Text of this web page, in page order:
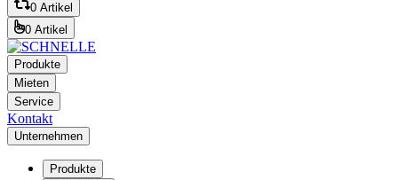
0 Artikel
0 Artikel
Produkte
Mieten
Service
Kontakt
Unternehmen
Produkte